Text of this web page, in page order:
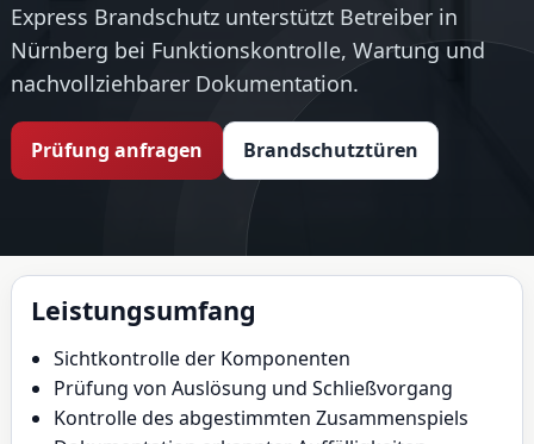
Express Brandschutz unterstützt Betreiber in
Nürnberg bei Funktionskontrolle, Wartung und
nachvollziehbarer Dokumentation.
Prüfung anfragen Brandschutztüren
Leistungsumfang
Sichtkontrolle der Komponenten
Prüfung von Auslösung und Schließvorgang
Kontrolle des abgestimmten Zusammenspiels